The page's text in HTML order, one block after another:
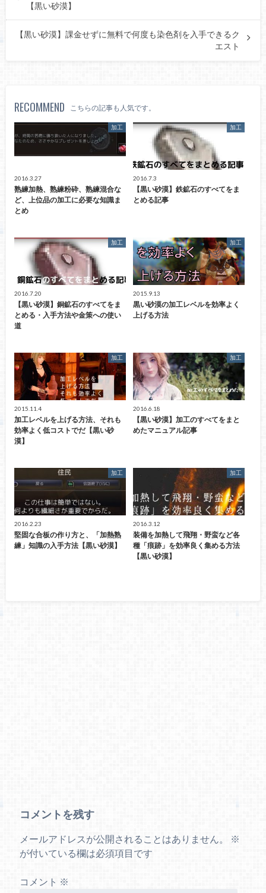
【黒い砂漠】
【黒い砂漠】課金せずに無料で何度も染色剤を入手できるク
エスト
RECOMMEND こちらの記事も人気です。
加工
2016.3.27
熟練加熱、熟練粉砕、熟練混合な
ど、上位品の加工に必要な知識ま
とめ
加工
2016.7.3
【黒い砂漠】鉄鉱石のすべてをま
とめる記事
加工
2016.7.20
【黒い砂漠】銅鉱石のすべてをま
とめる・入手方法や金策への使い
道
加工
2015.9.13
黒い砂漠の加工レベルを効率よく
上げる方法
加工
2015.11.4
加工レベルを上げる方法、それも
効率よく低コストでだ【黒い砂
漠】
加工
2016.6.18
【黒い砂漠】加工のすべてをまと
めたマニュアル記事
加工
2016.2.23
堅固な合板の作り方と、「加熱熟
練」知識の入手方法【黒い砂漠】
加工
2016.3.12
装備を加熱して飛翔・野蛮など各
種「痕跡」を効率良く集める方法
【黒い砂漠】
コメントを残す
メールアドレスが公開されることはありません。
※
が付いている欄は必須項目です
コメント ※